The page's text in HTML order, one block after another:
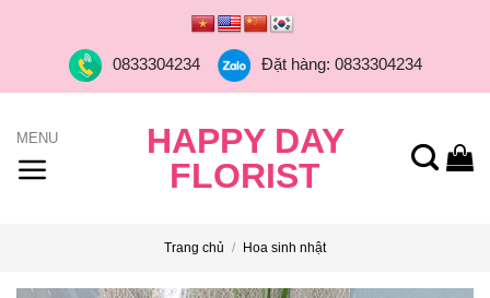
0833304234 Đặt hàng: 0833304234
HAPPY DAY
FLORIST
Trang chủ / Hoa sinh nhật